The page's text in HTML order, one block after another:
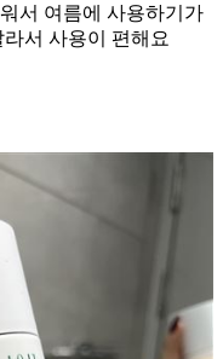
서 여름에 사용하기가
서 사용이 편해요